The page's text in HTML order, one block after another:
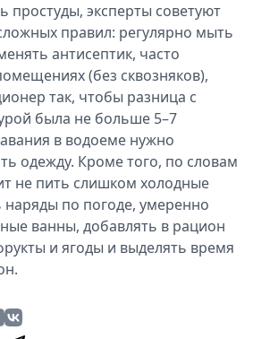
простуды, эксперты советуют
правил: регулярно мыть
антисептик, часто
(без сквозняков),
так, чтобы разница с
была не больше 5–7
в водоеме нужно
одежду. Кроме того, по словам
не пить слишком холодные
по погоде, умеренно
ванны, добавлять в рацион
и ягоды и выделять время